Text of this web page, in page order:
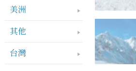
美洲
其他
台灣